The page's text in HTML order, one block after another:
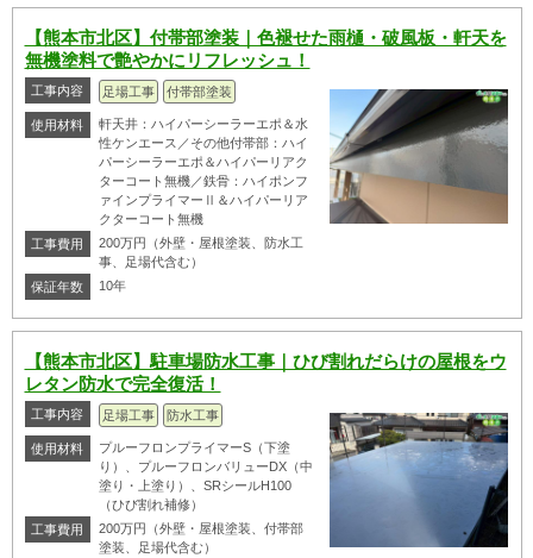
【熊本市北区】付帯部塗装｜色褪せた雨樋・破風板・軒天を
無機塗料で艶やかにリフレッシュ！
工事内容 足場工事 付帯部塗装
使用材料
軒天井：ハイパーシーラーエポ＆水
性ケンエース／その他付帯部：ハイ
パーシーラーエポ＆ハイパーリアク
ターコート無機／鉄骨：ハイポンフ
ァインプライマーⅡ＆ハイパーリア
クターコート無機
工事費用
200万円（外壁・屋根塗装、防水工
事、足場代含む）
保証年数
10年
【熊本市北区】駐車場防水工事｜ひび割れだらけの屋根をウ
レタン防水で完全復活！
工事内容 足場工事 防水工事
使用材料
プルーフロンプライマーS（下塗
り）、プルーフロンバリューDX（中
塗り・上塗り）、SRシールH100
（ひび割れ補修）
工事費用
200万円（外壁・屋根塗装、付帯部
塗装、足場代含む）